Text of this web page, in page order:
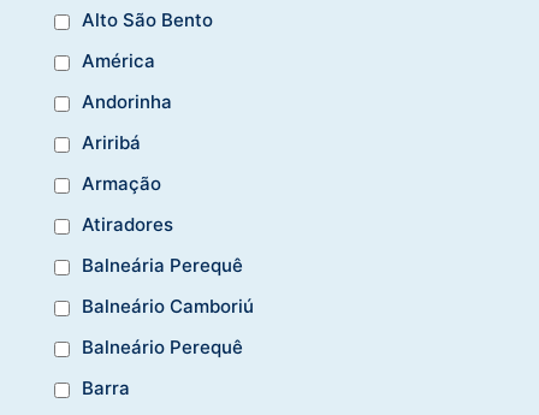
Alto São Bento
América
Andorinha
Ariribá
Armação
Atiradores
Balneária Perequê
Balneário Camboriú
Balneário Perequê
Barra